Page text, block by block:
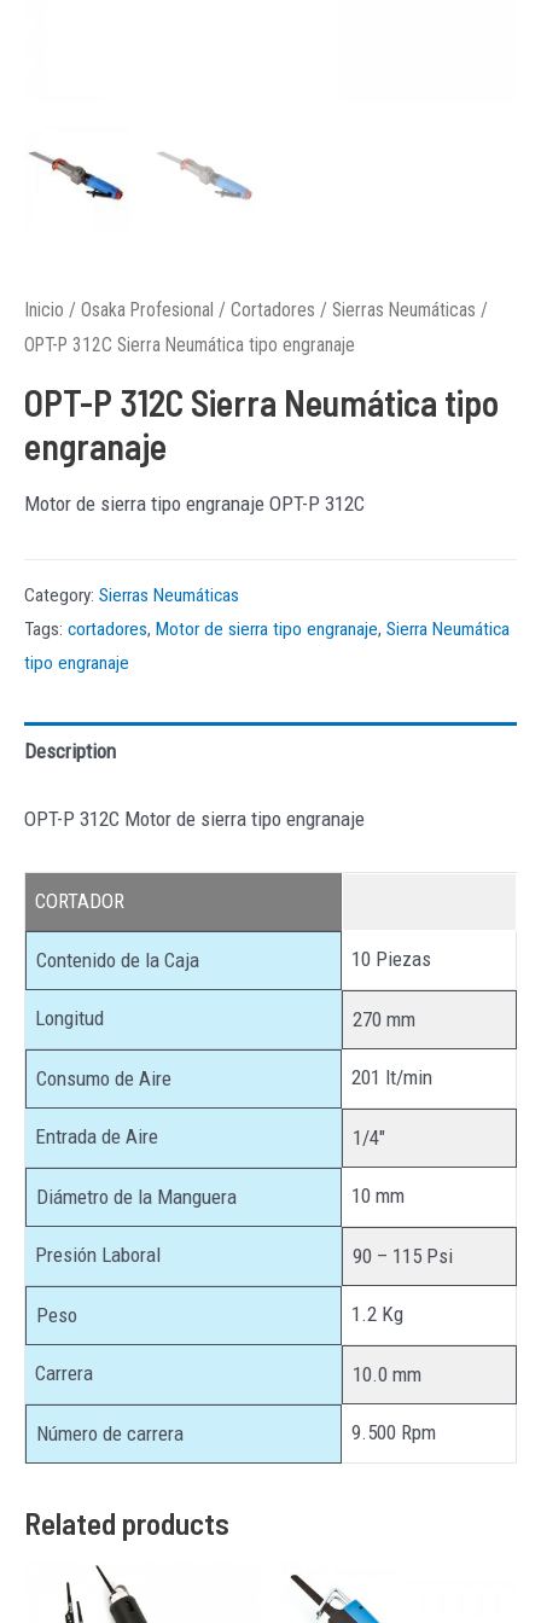
Inicio / Osaka Profesional / Cortadores / Sierras Neumáticas /
OPT-P 312C Sierra Neumática tipo engranaje
OPT-P 312C Sierra Neumática tipo
engranaje
Motor de sierra tipo engranaje OPT-P 312C
Category: Sierras Neumáticas
Tags: cortadores, Motor de sierra tipo engranaje, Sierra Neumática
tipo engranaje
Description
OPT-P 312C Motor de sierra tipo engranaje
CORTADOR
Contenido de la Caja 10 Piezas
Longitud 270 mm
Consumo de Aire 201 lt/min
Entrada de Aire 1/4″
Diámetro de la Manguera 10 mm
Presión Laboral 90 – 115 Psi
Peso 1.2 Kg
Carrera 10.0 mm
Número de carrera 9.500 Rpm
Related products